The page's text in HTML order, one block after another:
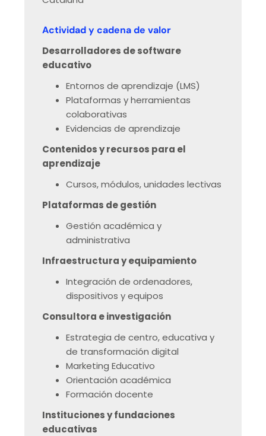
Actividad y cadena de valor
Desarrolladores de software
educativo
Entornos de aprendizaje (LMS)
Plataformas y herramientas
colaborativas
Evidencias de aprendizaje
Contenidos y recursos para el
aprendizaje
Cursos, módulos, unidades lectivas
Plataformas de gestión
Gestión académica y
administrativa
Infraestructura y equipamiento
Integración de ordenadores,
dispositivos y equipos
Consultora e investigación
Estrategia de centro, educativa y
de transformación digital
Marketing Educativo
Orientación académica
Formación docente
Instituciones y fundaciones
educativas